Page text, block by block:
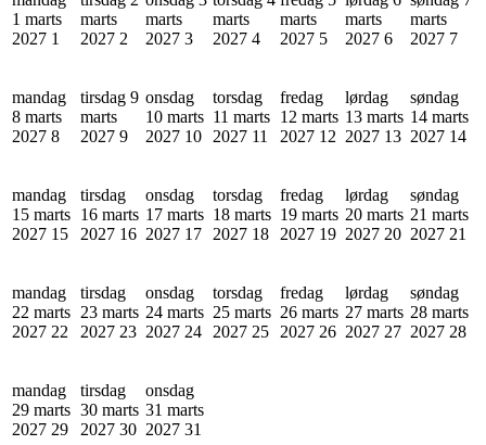
1 marts
2027 1
marts
2027 2
marts
2027 3
marts
2027 4
marts
2027 5
marts
2027 6
marts
2027 7
mandag
8 marts
2027 8
tirsdag 9
marts
2027 9
onsdag
10 marts
2027 10
torsdag
11 marts
2027 11
fredag
12 marts
2027 12
lørdag
13 marts
2027 13
søndag
14 marts
2027 14
mandag
15 marts
2027 15
tirsdag
16 marts
2027 16
onsdag
17 marts
2027 17
torsdag
18 marts
2027 18
fredag
19 marts
2027 19
lørdag
20 marts
2027 20
søndag
21 marts
2027 21
mandag
22 marts
2027 22
tirsdag
23 marts
2027 23
onsdag
24 marts
2027 24
torsdag
25 marts
2027 25
fredag
26 marts
2027 26
lørdag
27 marts
2027 27
søndag
28 marts
2027 28
mandag
29 marts
2027 29
tirsdag
30 marts
2027 30
onsdag
31 marts
2027 31